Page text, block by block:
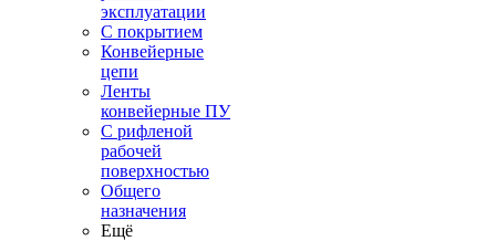
эксплуатации
С покрытием
Конвейерные
цепи
Ленты
конвейерные ПУ
С рифленой
рабочей
поверхностью
Общего
назначения
Ещё